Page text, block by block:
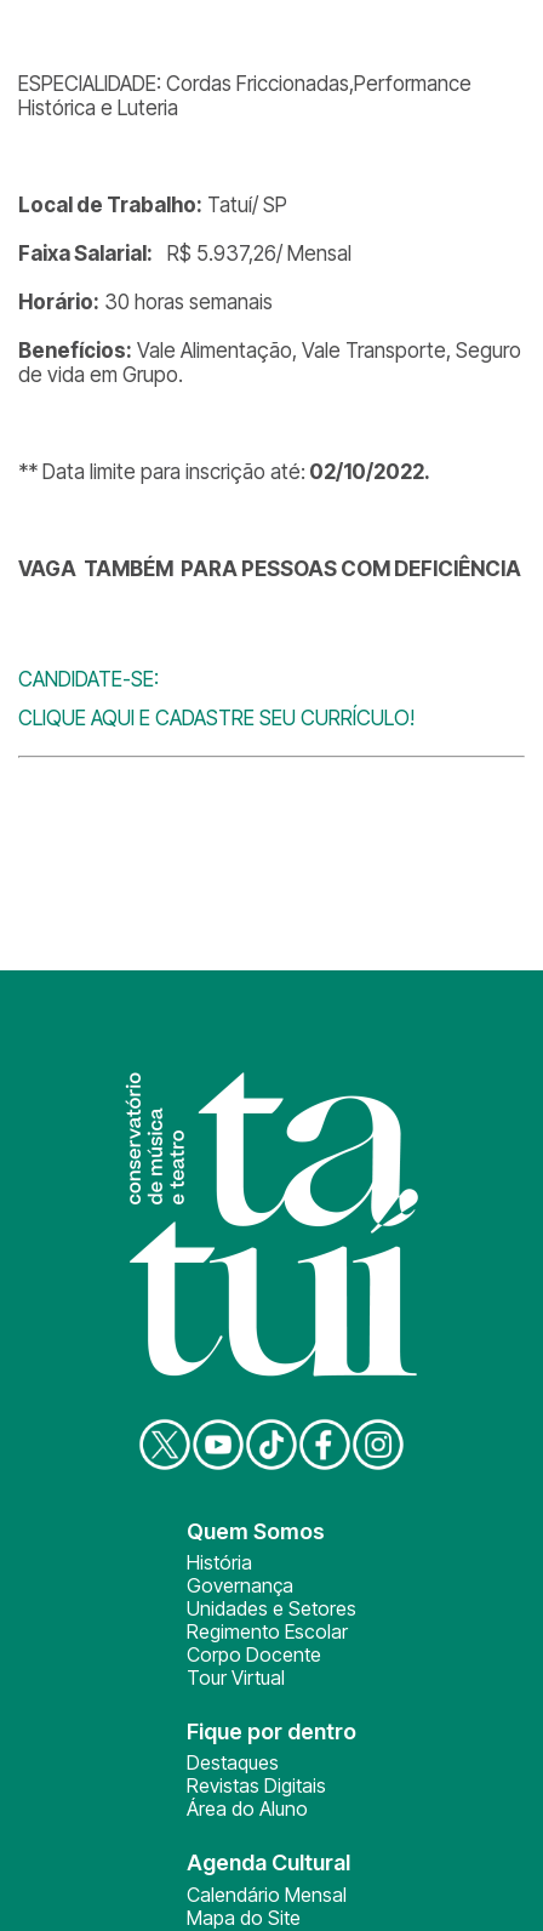
ESPECIALIDADE: Cordas Friccionadas,Performance
Histórica e Luteria
Local de Trabalho: Tatuí/ SP
Faixa Salarial: R$ 5.937,26/ Mensal
Horário: 30 horas semanais
Benefícios: Vale Alimentação, Vale Transporte, Seguro
de vida em Grupo.
** Data limite para inscrição até: 02/10/2022.
VAGA TAMBÉM PARA PESSOAS COM DEFICIÊNCIA
CANDIDATE-SE:
CLIQUE AQUI E CADASTRE SEU CURRÍCULO!
Quem Somos
História
Governança
Unidades e Setores
Regimento Escolar
Corpo Docente
Tour Virtual
Fique por dentro
Destaques
Revistas Digitais
Área do Aluno
Agenda Cultural
Calendário Mensal
Mapa do Site